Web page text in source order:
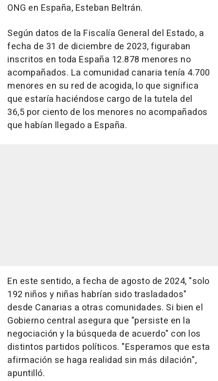
ONG en España, Esteban Beltrán.
Según datos de la Fiscalía General del Estado, a
fecha de 31 de diciembre de 2023, figuraban
inscritos en toda España 12.878 menores no
acompañados. La comunidad canaria tenía 4.700
menores en su red de acogida, lo que significa
que estaría haciéndose cargo de la tutela del
36,5 por ciento de los menores no acompañados
que habían llegado a España.
En este sentido, a fecha de agosto de 2024, "solo
192 niños y niñas habrían sido trasladados"
desde Canarias a otras comunidades. Si bien el
Gobierno central asegura que "persiste en la
negociación y la búsqueda de acuerdo" con los
distintos partidos políticos. "Esperamos que esta
afirmación se haga realidad sin más dilación",
apuntilló.